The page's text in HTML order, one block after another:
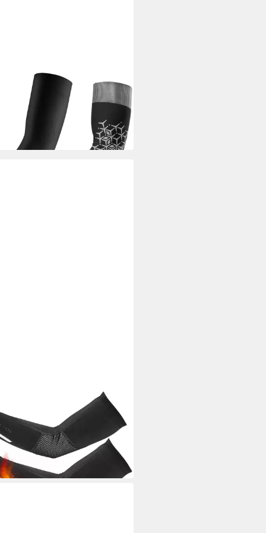
Ärmlinge mit UPF50+
kühl & schnell trocknend M-
UVP
Winter Arm- und Beinlinge
Unisex S-3XL
€ 31,99 €